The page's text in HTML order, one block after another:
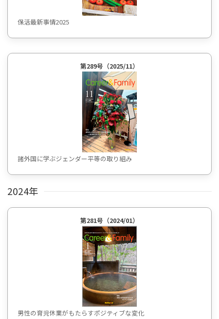
保活最新事情2025
第289号（2025/11）
諸外国に学ぶジェンダー平等の取り組み
2024年
第281号（2024/01）
男性の育児休業がもたらすポジティブな変化